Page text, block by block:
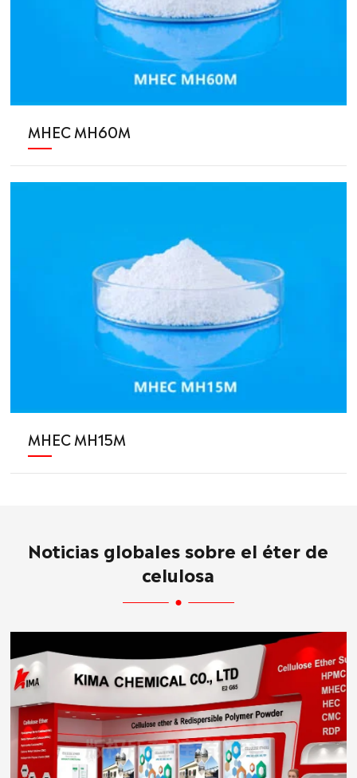
MHEC MH60M
MHEC MH15M
Noticias globales sobre el éter de
celulosa